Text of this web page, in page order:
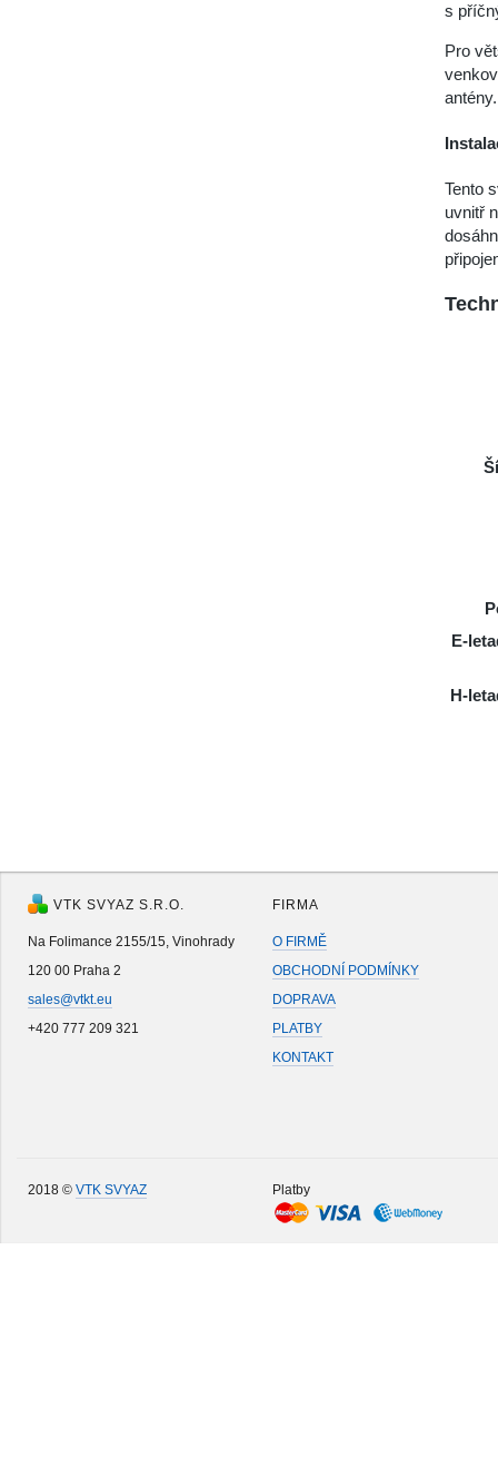
s
Pro
antény.
Tento
uvnitř
E-
H-
VTK SVYAZ S.R.O.
Na Folimance 2155/15, Vinohrady
120 00 Praha 2
sales@vtkt.eu
+420 777 209 321
FIRMA
O FIRMĚ
OBCHODNÍ PODMÍNKY
DOPRAVA
PLATBY
KONTAKT
2018 © VTK SVYAZ Platby